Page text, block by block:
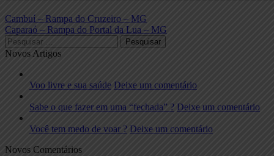
Navegação
de
Post
Previous
post:
Cambuí – Rampa do Cruzeiro – MG
Next
post:
Caparaó – Rampa do Portal da Lua – MG
Pesquisar
por:
Novos Artigos
Voo livre e sua saúde Deixe um comentário
Sabe o que fazer em uma “fechada” ? Deixe um comentário
Você tem medo de voar ? Deixe um comentário
Novos Comentários